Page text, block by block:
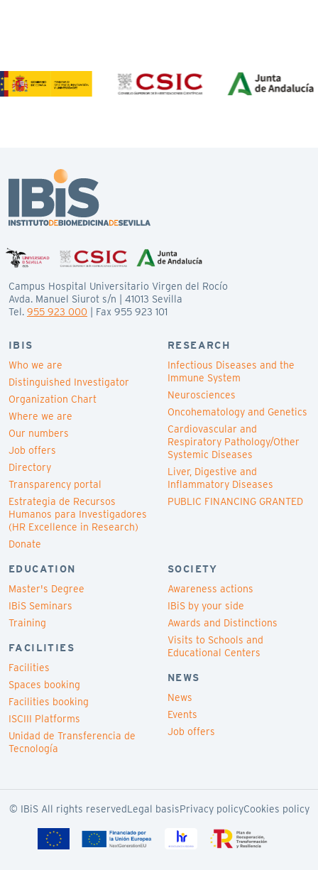
Campus Hospital Universitario Virgen del Rocío
Avda. Manuel Siurot s/n | 41013 Sevilla
Tel. 955 923 000 | Fax 955 923 101
IBIS
Who we are
Distinguished Investigator
Organization Chart
Where we are
Our numbers
Job offers
Directory
Transparency portal
Estrategia de Recursos
Humanos para Investigadores
(HR Excellence in Research)
Donate
RESEARCH
Infectious Diseases and the
Immune System
Neurosciences
Oncohematology and Genetics
Cardiovascular and
Respiratory Pathology/Other
Systemic Diseases
Liver, Digestive and
Inflammatory Diseases
PUBLIC FINANCING GRANTED
EDUCATION
Master's Degree
IBiS Seminars
Training
FACILITIES
Facilities
Spaces booking
Facilities booking
ISCIII Platforms
Unidad de Transferencia de
Tecnología
SOCIETY
Awareness actions
IBiS by your side
Awards and Distinctions
Visits to Schools and
Educational Centers
NEWS
News
Events
Job offers
© IBiS All rights reservedLegal basisPrivacy policyCookies policy